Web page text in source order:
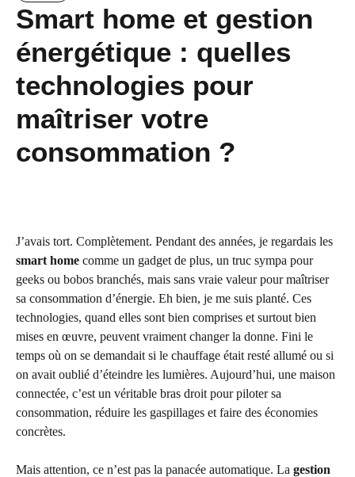
Smart home et gestion
énergétique : quelles
technologies pour
maîtriser votre
consommation ?
J’avais tort. Complètement. Pendant des années, je regardais les
smart home comme un gadget de plus, un truc sympa pour
geeks ou bobos branchés, mais sans vraie valeur pour maîtriser
sa consommation d’énergie. Eh bien, je me suis planté. Ces
technologies, quand elles sont bien comprises et surtout bien
mises en œuvre, peuvent vraiment changer la donne. Fini le
temps où on se demandait si le chauffage était resté allumé ou si
on avait oublié d’éteindre les lumières. Aujourd’hui, une maison
connectée, c’est un véritable bras droit pour piloter sa
consommation, réduire les gaspillages et faire des économies
concrètes.
Mais attention, ce n’est pas la panacée automatique. La gestion